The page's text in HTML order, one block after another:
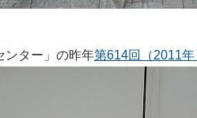
ンター」の昨年第614回（2011年